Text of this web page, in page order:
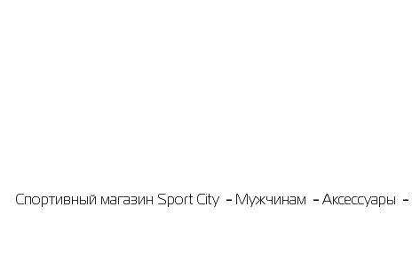
Спортивный магазин Sport City Мужчинам Аксессуары